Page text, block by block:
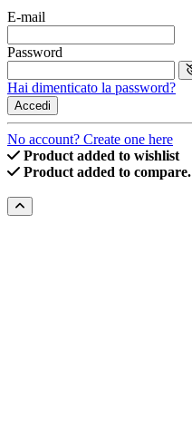
E-mail
Password
Hai dimenticato la password?
Accedi
No account? Create one here
Product added to wishlist
Product added to compare.